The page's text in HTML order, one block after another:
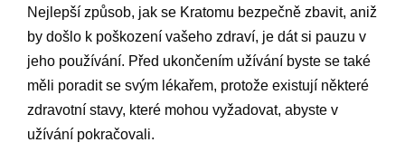
Nejlepší způsob, jak se Kratomu bezpečně zbavit, aniž
by došlo k poškození vašeho zdraví, je dát si pauzu v
jeho používání. Před ukončením užívání byste se také
měli poradit se svým lékařem, protože existují některé
zdravotní stavy, které mohou vyžadovat, abyste v
užívání pokračovali.